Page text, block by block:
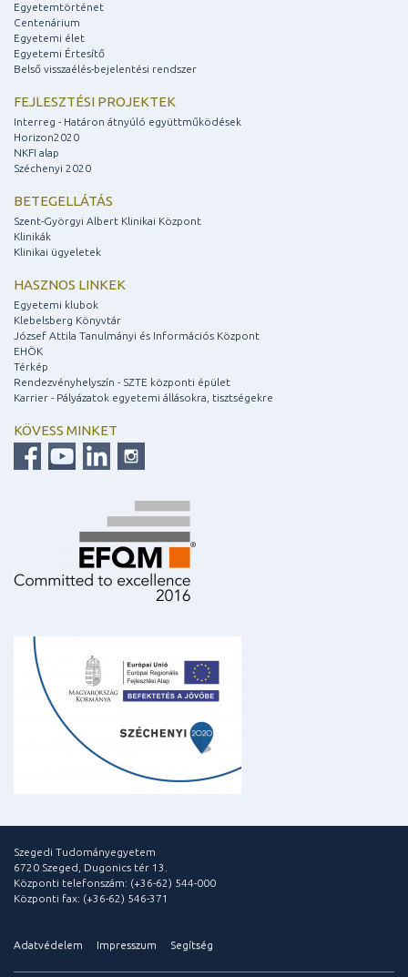
Egyetemtörténet
Centenárium
Egyetemi élet
Egyetemi Értesítő
Belső visszaélés-bejelentési rendszer
FEJLESZTÉSI PROJEKTEK
Interreg - Határon átnyúló együttműködések
Horizon2020
NKFI alap
Széchenyi 2020
BETEGELLÁTÁS
Szent-Györgyi Albert Klinikai Központ
Klinikák
Klinikai ügyeletek
HASZNOS LINKEK
Egyetemi klubok
Klebelsberg Könyvtár
József Attila Tanulmányi és Információs Központ
EHÖK
Térkép
Rendezvényhelyszín - SZTE központi épület
Karrier - Pályázatok egyetemi állásokra, tisztségekre
KÖVESS MINKET
Szegedi Tudományegyetem
6720 Szeged, Dugonics tér 13.
Központi telefonszám: (+36-62) 544-000
Központi fax: (+36-62) 546-371
Adatvédelem Impresszum Segítség